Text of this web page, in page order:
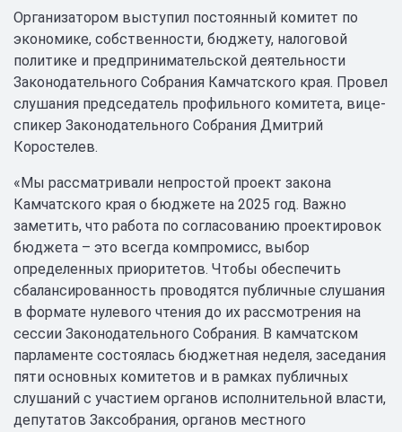
Организатором выступил постоянный комитет по
экономике, собственности, бюджету, налоговой
политике и предпринимательской деятельности
Законодательного Собрания Камчатского края. Провел
слушания председатель профильного комитета, вице-
спикер Законодательного Собрания Дмитрий
Коростелев.
«Мы рассматривали непростой проект закона
Камчатского края о бюджете на 2025 год. Важно
заметить, что работа по согласованию проектировок
бюджета – это всегда компромисс, выбор
определенных приоритетов. Чтобы обеспечить
сбалансированность проводятся публичные слушания
в формате нулевого чтения до их рассмотрения на
сессии Законодательного Собрания. В камчатском
парламенте состоялась бюджетная неделя, заседания
пяти основных комитетов и в рамках публичных
слушаний с участием органов исполнительной власти,
депутатов Заксобрания, органов местного